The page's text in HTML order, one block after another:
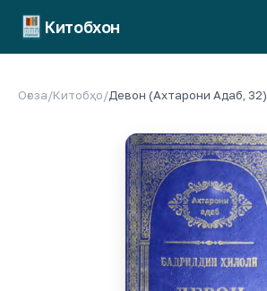
Китобхон
Оғоза/Китобҳо/Девон (Ахтарони Адаб, 32)